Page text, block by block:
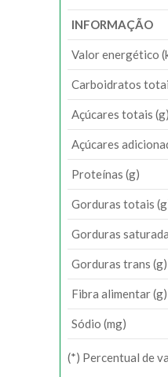
INFORMAÇÃO
Valor energético
Carboidratos
Açúcares totais (g)
Açúcares
Proteínas (g)
Gorduras totais
Gorduras
Gorduras trans (g)
Fibra alimentar (g)
Sódio (mg)
(*) Percentual de